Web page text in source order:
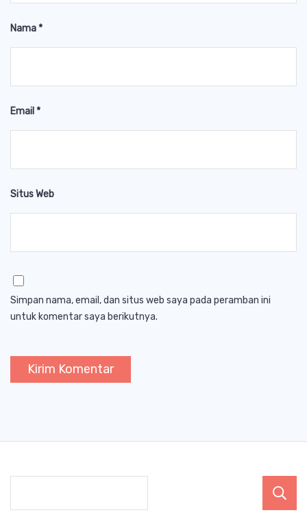
Nama*
Email *
Situs Web
Simpan nama, email, dan situs web saya pada peramban ini
untuk komentar saya berikutnya.